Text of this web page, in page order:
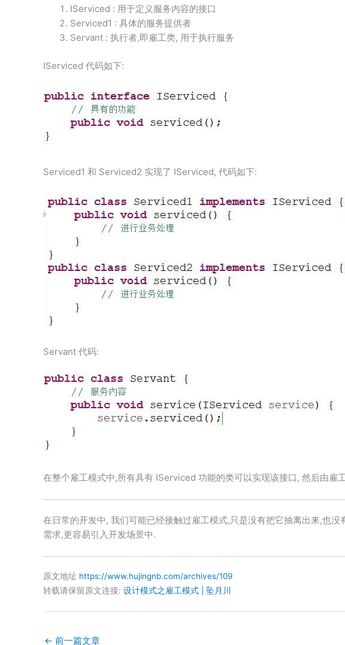
IServiced : 用于定义服务内容的接口
Serviced1 : 具体的服务提供者
Servant : 执行者,即雇工类, 用于执行服务
IServiced 代码如下:
Serviced1 和 Serviced2 实现了 IServiced, 代码如下:
Servant 代码:
在整个雇工模式中,所有具有 IServiced 功能的类可以实现该接口, 然后由雇
在日常的开发中, 我们可能已经接触过雇工模式,只是没有把它抽离出来,也
需求,更容易引入开发场景中.
原文地址 https://www.hujingnb.com/archives/109
转载请保留原文连接: 设计模式之雇工模式 | 坠月川
← 前一篇文章